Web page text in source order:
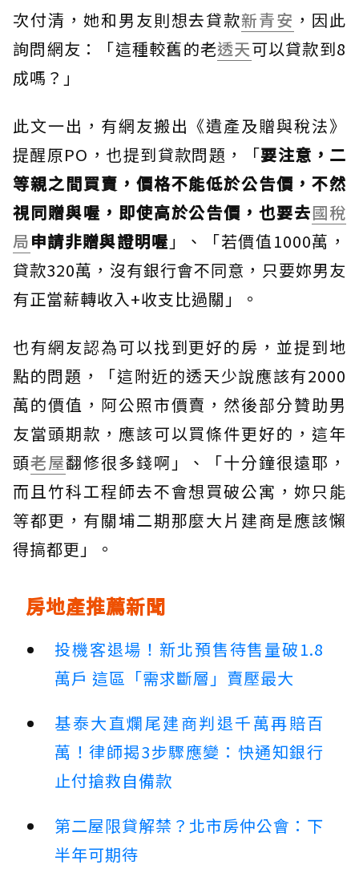
次付清，她和男友則想去貸款新青安 ，因此
詢問網友：「這種較舊的老透天可以貸款到8
成嗎？」
此文一出，有網友搬出《遺產及贈與稅法》
提醒原PO，也提到貸款問題，「要注意，二
等親之間買賣，價格不能低於公告價，不然
視同贈與喔，即使高於公告價，也要去國稅
局申請非贈與證明喔 」、「若價值1000萬，
貸款320萬，沒有銀行會不同意，只要妳男友
有正當薪轉收入+收支比過關」。
也有網友認為可以找到更好的房，並提到地
點的問題，「這附近的透天少說應該有2000
萬的價值，阿公照市價賣，然後部分贊助男
友當頭期款，應該可以買條件更好的，這年
頭老屋翻修很多錢啊」、「十分鐘很遠耶，
而且竹科工程師去不會想買破公寓，妳只能
等都更，有關埔二期那麼大片建商是應該懶
得搞都更」。
房地產推薦新聞
投機客退場！新北預售待售量破1.8
萬戶 這區「需求斷層」賣壓最大
基泰大直爛尾建商判退千萬再賠百
萬！律師揭3步驟應變：快通知銀行
止付搶救自備款
第二屋限貸解禁？北市房仲公會：下
半年可期待